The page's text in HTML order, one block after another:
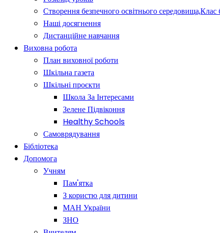
Створення безпечного освітнього середовища,Клас
Наші досягнення
Дистанційне навчання
Виховна робота
План виховної роботи
Шкільна газета
Шкільні проєкти
Школа За Інтересами
Зелене Підвіконня
Healthy Schools
Самоврядування
Бібліотека
Допомога
Учням
Пам'ятка
З користю для дитини
МАН України
ЗНО